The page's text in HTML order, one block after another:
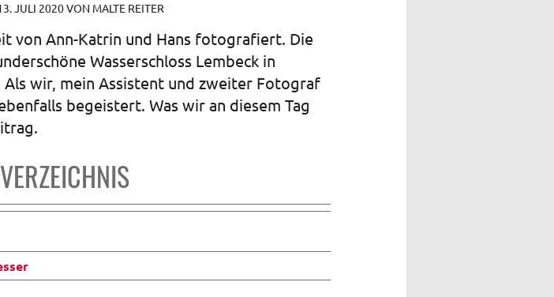
JULI 2020VON MALTE REITER
von Ann-Katrin und Hans fotografiert. Die
Wasserschloss Lembeck in
wir, mein Assistent und zweiter Fotograf
begeistert. Was wir an diesem Tag